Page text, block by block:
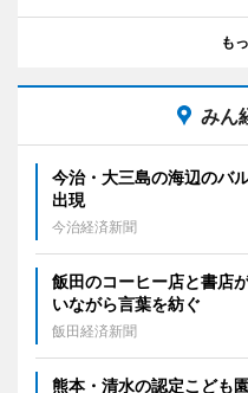
も
みん
今治・大三島の海辺のバ
出現
今治経済新聞
飯田のコーヒー店と書店
いながら言葉を紡ぐ
飯田経済新聞
熊本・清水の認定こども